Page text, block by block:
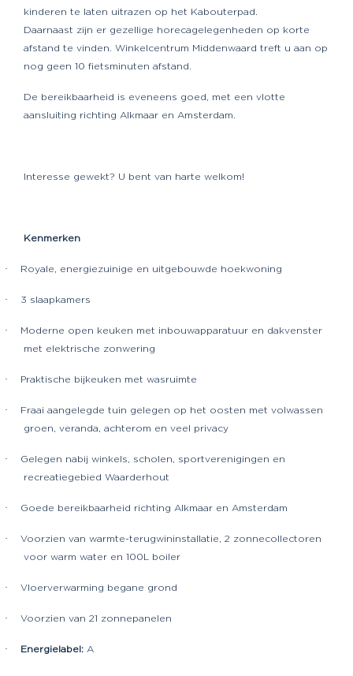
kinderen te laten uitrazen op het Kabouterpad.
Daarnaast zijn er gezellige horecagelegenheden op korte
afstand te vinden. Winkelcentrum Middenwaard treft u aan op
nog geen 10 fietsminuten afstand.
De bereikbaarheid is eveneens goed, met een vlotte
aansluiting richting Alkmaar en Amsterdam.
Interesse gewekt? U bent van harte welkom!
Kenmerken
· Royale, energiezuinige en uitgebouwde hoekwoning
· 3 slaapkamers
·
Moderne open keuken met inbouwapparatuur en dakvenster
met elektrische zonwering
· Praktische bijkeuken met wasruimte
·
Fraai aangelegde tuin gelegen op het oosten met volwassen
groen, veranda, achterom en veel privacy
·
Gelegen nabij winkels, scholen, sportverenigingen en
recreatiegebied Waarderhout
· Goede bereikbaarheid richting Alkmaar en Amsterdam
·
Voorzien van warmte-terugwininstallatie, 2 zonnecollectoren
voor warm water en 100L boiler
· Vloerverwarming begane grond
· Voorzien van 21 zonnepanelen
· Energielabel: A